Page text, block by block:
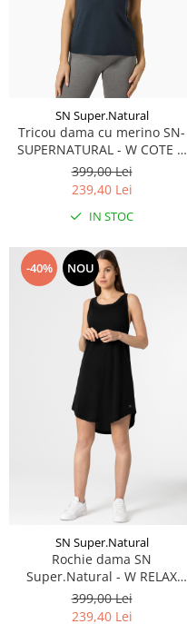
Incaltaminte
Pantaloni ski
Mid Layere
Jachete
Femei
Geci ski
Incaltaminte
Pantaloni ski
Mid Layere
Geci ski copii
Pantaloni ski
Bluze
SN Super.Natural
Tricou dama cu merino SN-
SUPERNATURAL - W COTE D
AZUR TEE - Blueberry/White
Stone
399,00 Lei
239,40 Lei
IN STOC
-40% NOU
SN Super.Natural
Rochie dama SN
Super.Natural - W RELAX
DRESS - Jet Black
399,00 Lei
239,40 Lei